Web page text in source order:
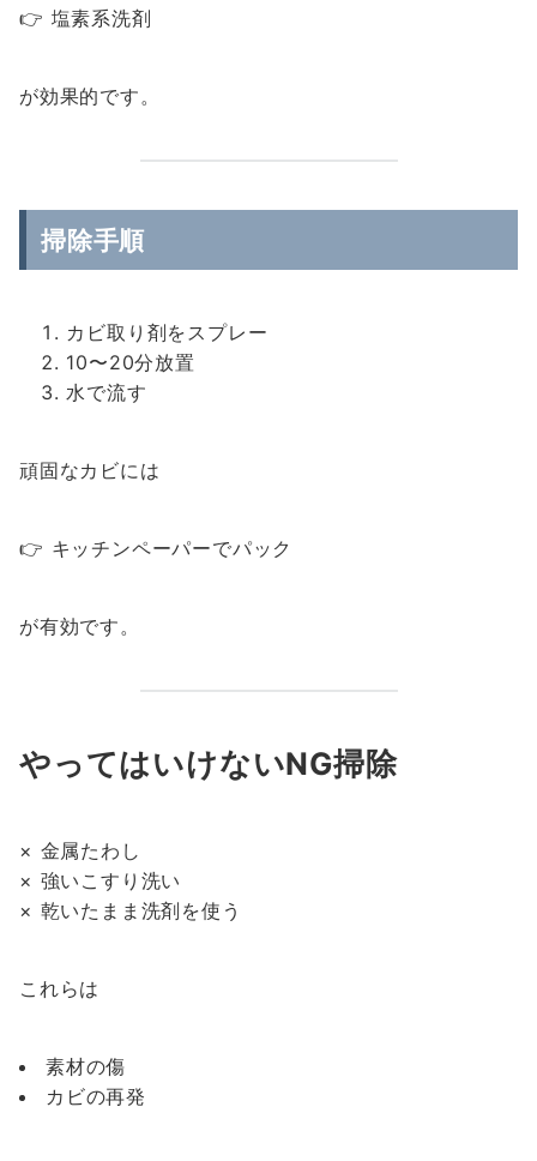
👉 塩素系洗剤
が効果的です。
掃除手順
カビ取り剤をスプレー
10〜20分放置
水で流す
頑固なカビには
👉 キッチンペーパーでパック
が有効です。
やってはいけないNG掃除
× 金属たわし
× 強いこすり洗い
× 乾いたまま洗剤を使う
これらは
素材の傷
カビの再発